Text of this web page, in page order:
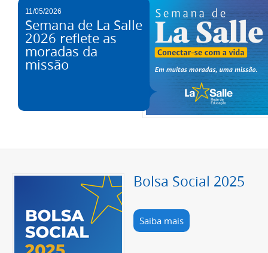
11/05/2026
Semana de La Salle
2026 reflete as
moradas da
missão
Bolsa Social 2025
Saiba mais